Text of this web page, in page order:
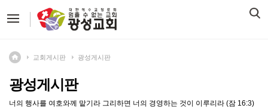
교회게시판 광성게시판
광성게시판
너의 행사를 여호와께 맡기라 그리하면 너의 경영하는 것이 이루리라 (잠 16:3)